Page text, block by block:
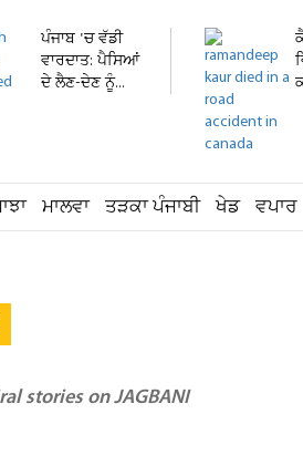
ਪੰਜਾਬ 'ਚ ਵੱਡੀ
ਵਾਰਦਾਤ: ਪੈਸਿਆਂ
ਦੇ ਲੈਣ-ਦੇਣ ਨੂੰ...
ਮਾਲਵਾ ਤੜਕਾ ਪੰਜਾਬੀ ਖੇਡ ਵਪਾਰ
stories on JAGBANI